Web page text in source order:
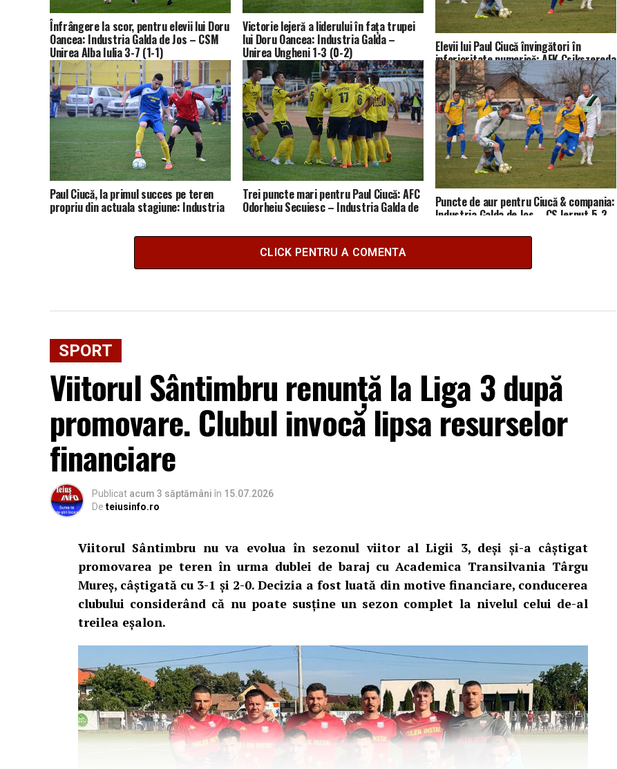
Înfrângere la scor, pentru elevii lui Doru
Oancea: Industria Galda de Jos – CSM
Unirea Alba Iulia 3-7 (1-1)
Victorie lejeră a liderului în fața trupei
lui Doru Oancea: Industria Galda –
Unirea Ungheni 1-3 (0-2) Elevii lui Paul Ciucă învingători în
inferioritate numerică: AFK Csikszereda
Miercurea Ciuc – Industria Galda de Jos
1-2 (0-1)
Paul Ciucă, la primul succes pe teren
propriu din actuala stagiune: Industria
Trei puncte mari pentru Paul Ciucă: AFC
Odorheiu Secuiesc – Industria Galda de Puncte de aur pentru Ciucă & compania:
Industria Galda de Jos – CS Iernut 5-2
CLICK PENTRU A COMENTA
SPORT
Viitorul Sântimbru renunță la Liga 3 după
promovare. Clubul invocă lipsa resurselor
financiare
Publicat acum 3 săptămâni în 15.07.2026
De teiusinfo.ro
Viitorul Sântimbru nu va evolua în sezonul viitor al Ligii 3, deși și-a câștigat
promovarea pe teren în urma dublei de baraj cu Academica Transilvania Târgu
Mureș, câștigată cu 3-1 și 2-0. Decizia a fost luată din motive financiare, conducerea
clubului considerând că nu poate susține un sezon complet la nivelul celui de-al
treilea eșalon.